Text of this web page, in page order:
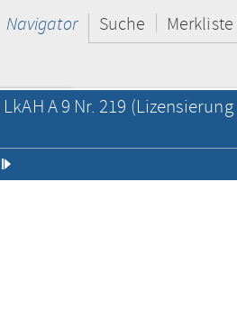
Navigator Suche Merkliste
A 9 Nr. 219